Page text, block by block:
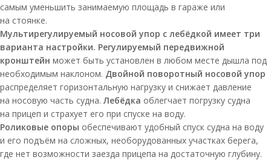
самым уменьшить занимаемую площадь в гараже или
на стоянке.
Мультирегулируемый носовой упор с лебёдкой имеет три
варианта настройки. Регулируемый передвижной
кронштейн может быть установлен в любом месте дышла под
необходимым наклоном. Двойной поворотный носовой упор
распределяет горизонтальную нагрузку и снижает давление
на носовую часть судна. Лебёдка облегчает погрузку судна
на прицеп и страхует его при спуске на воду.
Роликовые опоры обеспечивают удобный спуск судна на воду
и его подъём на сложных, необорудованных участках берега,
где нет возможности заезда прицепа на достаточную глубину.